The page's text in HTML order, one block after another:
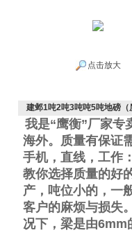
点击放大
建邺1吨2吨3吨吨5吨地磅（
我是“鹰衡”厂家专
海外。质量有保证
手机，直线 ，工作
教你选择质量的好
产，吨位小的，一
客户的麻烦与损失
况下，梁是由6mm